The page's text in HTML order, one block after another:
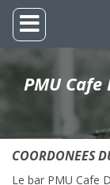
PMU
COORDONEES
Le bar PMU Cafe